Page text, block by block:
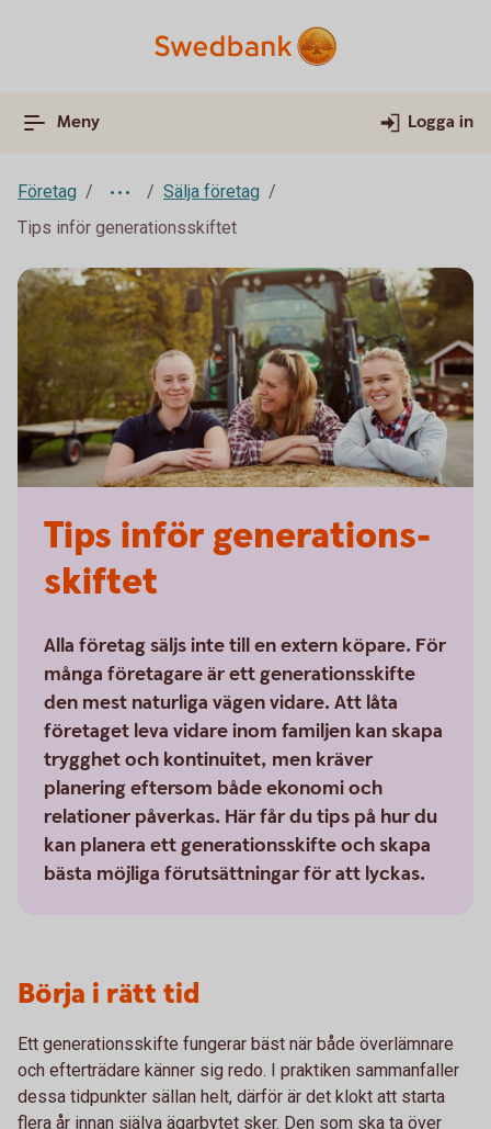
Meny Logga in
Företag
Sälja företag
Tips inför generationsskiftet
Tips inför generations­
skiftet
Alla företag säljs inte till en extern köpare. För
många företagare är ett generationsskifte
den mest naturliga vägen vidare. Att låta
företaget leva vidare inom familjen kan skapa
trygghet och kontinuitet, men kräver
planering eftersom både ekonomi och
relationer påverkas. Här får du tips på hur du
kan planera ett generationsskifte och skapa
bästa möjliga förutsättningar för att lyckas.
Börja i rätt tid
Ett generationsskifte fungerar bäst när både överlämnare
och efterträdare känner sig redo. I praktiken sammanfaller
dessa tidpunkter sällan helt, därför är det klokt att starta
flera år innan själva ägarbytet sker. Den som ska ta över